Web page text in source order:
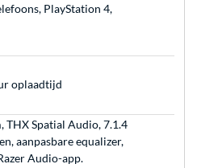
PlayStation 4,
oplaadtijd
THX Spatial Audio, 7.1.4
aanpasbare equalizer,
Audio-app.